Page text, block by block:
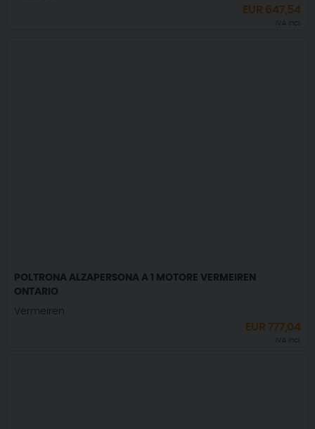
EUR 647,54
IVA incl.
POLTRONA ALZAPERSONA A 1 MOTORE VERMEIREN
ONTARIO
Vermeiren
EUR777,04
IVA incl.